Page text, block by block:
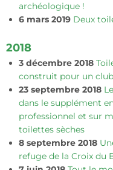
archéologique !
6 mars 2019 Deux
2018
3 décembre 2018
construit pour un club
23 septembre 2018
dans le supplément
professionnel et sur
toilettes sèches
8 septembre 2018
refuge de la Croix du